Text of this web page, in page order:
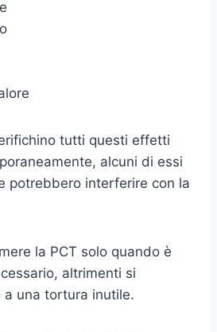
tutti questi effetti
alcuni di essi
potrebbero interferire con la
la PCT solo quando è
altrimenti si
a una tortura inutile.